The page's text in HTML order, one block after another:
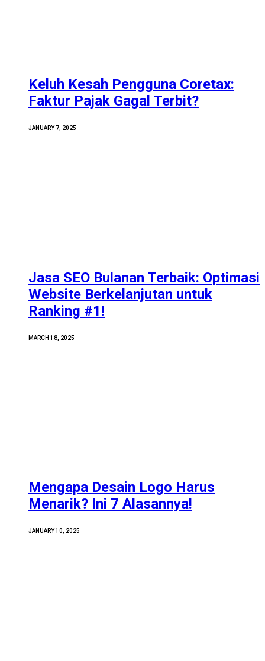
Keluh Kesah Pengguna Coretax:
Faktur Pajak Gagal Terbit?
JANUARY 7, 2025
Jasa SEO Bulanan Terbaik: Optimasi
Website Berkelanjutan untuk
Ranking #1!
MARCH 18, 2025
Mengapa Desain Logo Harus
Menarik? Ini 7 Alasannya!
JANUARY 10, 2025